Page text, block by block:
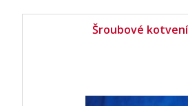
Šroubové kotvení